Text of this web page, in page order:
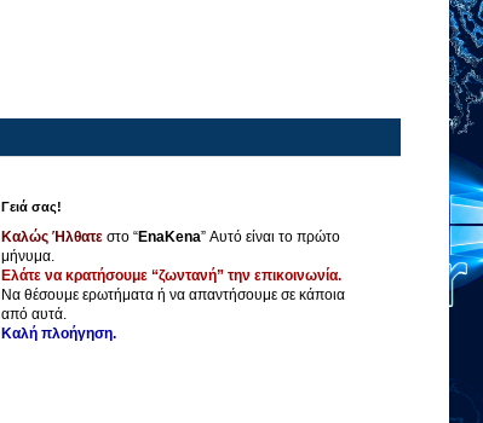
Γειά σας!
Καλώς Ήλθατεστο “EnaKena” Αυτό είναι το πρώτο
μήνυμα.
Ελάτε να κρατήσουμε “ζωντανή” την επικοινωνία.
Να θέσουμε ερωτήματα ή να απαντήσουμε σε κάποια
από αυτά.
Καλή πλοήγηση.